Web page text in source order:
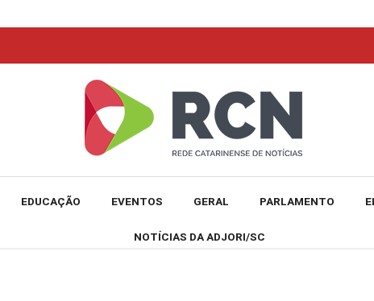
EDUCAÇÃO EVENTOS GERAL PARLAMENTO
NOTÍCIAS DA ADJORI/SC